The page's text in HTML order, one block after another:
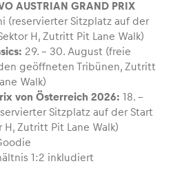
AUSTRIAN GRAND PRIX
(reservierter Sitzplatz auf der
H, Zutritt Pit Lane Walk)
29. – 30. August (freie
geöffneten Tribünen, Zutritt
Walk)
von Österreich 2026: 18. –
Sitzplatz auf der Start
H, Zutritt Pit Lane Walk)
1:2 inkludiert